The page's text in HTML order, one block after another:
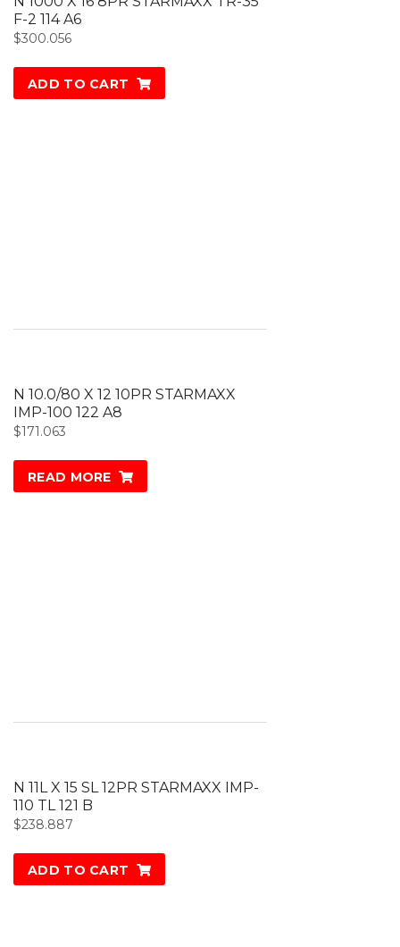
F-2 114 A6
$300.056
ADD TO CART
N 10.0/80 X 12 10PR STARMAXX
IMP-100 122 A8
$171.063
READ MORE
N 11L X 15 SL 12PR STARMAXX IMP-
110 TL 121 B
$238.887
ADD TO CART